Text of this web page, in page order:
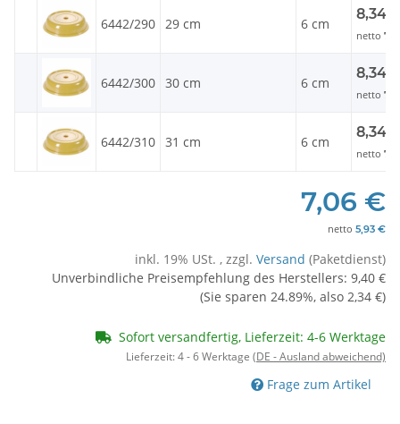
6442/290 29 cm 6 cm
8,34
netto
6442/300 30 cm 6 cm
8,34
netto
6442/310 31 cm 6 cm
8,34
netto
7,06 €
netto 5,93 €
inkl. 19% USt. , zzgl. Versand (Paketdienst)
Unverbindliche Preisempfehlung des Herstellers: 9,40 €
(Sie sparen 24.89%, also 2,34 €)
Sofort versandfertig, Lieferzeit: 4-6 Werktage
Lieferzeit:4 - 6 Werktage (DE - Ausland abweichend)
Frage zum Artikel